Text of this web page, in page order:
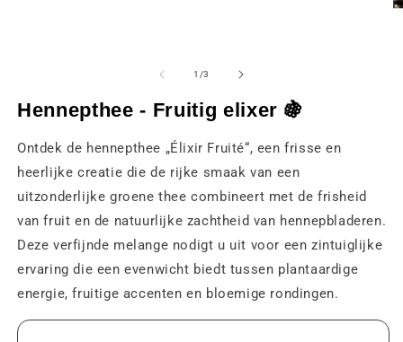
een
modaal
1 /van
3
Hennepthee - Fruitig elixer 🍇
Ontdek de hennepthee „Élixir Fruité“, een frisse en
heerlijke creatie die de rijke smaak van een
uitzonderlijke groene thee combineert met de frisheid
van fruit en de natuurlijke zachtheid van hennepbladeren.
Deze verfijnde melange nodigt u uit voor een zintuiglijke
ervaring die een evenwicht biedt tussen plantaardige
energie, fruitige accenten en bloemige rondingen.